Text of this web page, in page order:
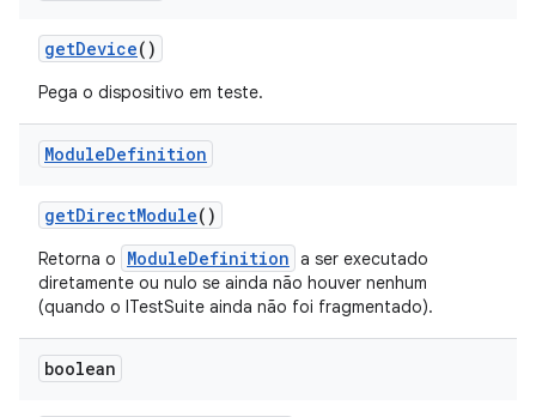
getDevice()
Pega o dispositivo em teste.
ModuleDefinition
getDirectModule()
Retorna o ModuleDefinition a ser executado
diretamente ou nulo se ainda não houver nenhum
(quando o ITestSuite ainda não foi fragmentado).
boolean